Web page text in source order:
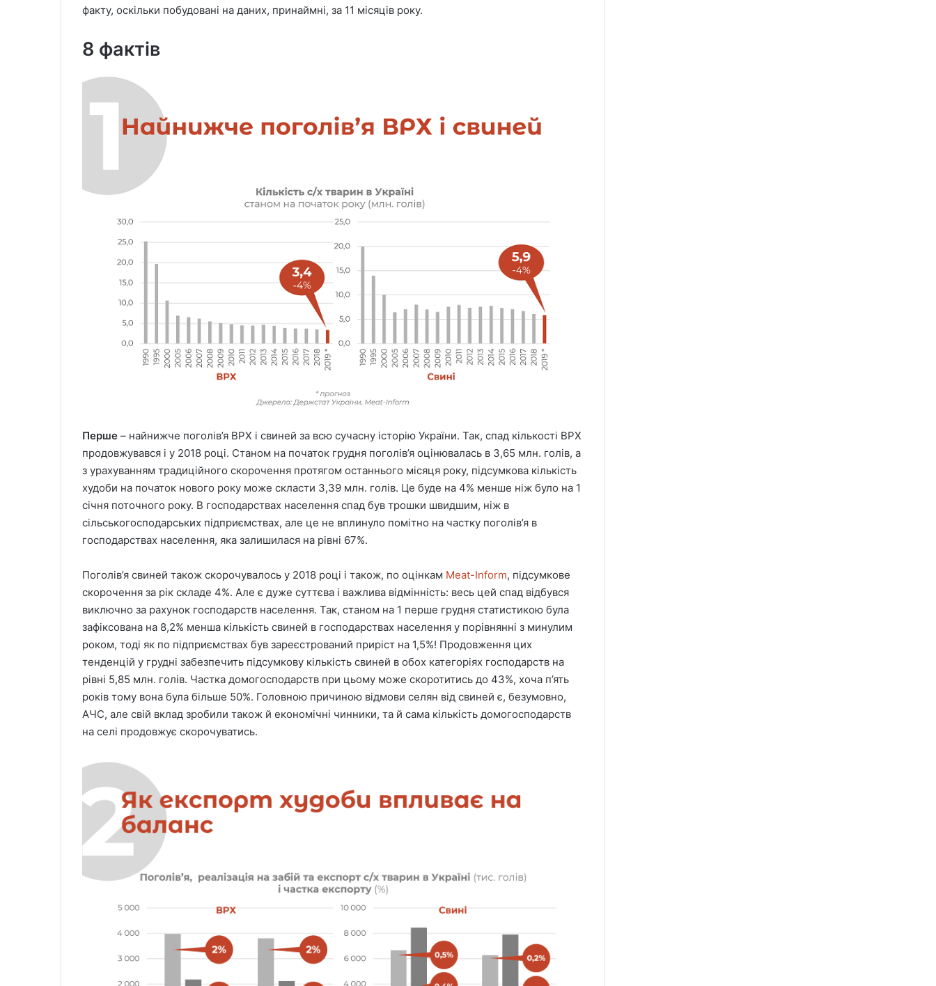
e
факту, оскільки побудовані на даних, принаймні, за 11 місяців року.
8 фактів
Перше – найнижче поголів’я ВРХ і свиней за всю сучасну історію України. Так, спад кількості ВРХ
продовжувався і у 2018 році. Станом на початок грудня поголів’я оцінювалась в 3,65 млн. голів, а
з урахуванням традиційного скорочення протягом останнього місяця року, підсумкова кількість
худоби на початок нового року може скласти 3,39 млн. голів. Це буде на 4% менше ніж було на 1
січня поточного року. В господарствах населення спад був трошки швидшим, ніж в
сільськогосподарських підприємствах, але це не вплинуло помітно на частку поголів’я в
господарствах населення, яка залишилася на рівні 67%.
Поголів’я свиней також скорочувалось у 2018 році і також, по оцінкам Meat-Inform, підсумкове
скорочення за рік складе 4%. Але є дуже суттєва і важлива відмінність: весь цей спад відбувся
виключно за рахунок господарств населення. Так, станом на 1 перше грудня статистикою була
зафіксована на 8,2% менша кількість свиней в господарствах населення у порівнянні з минулим
роком, тоді як по підприємствах був зареєстрований приріст на 1,5%! Продовження цих
тенденцій у грудні забезпечить підсумкову кількість свиней в обох категоріях господарств на
рівні 5,85 млн. голів. Частка домогосподарств при цьому може скоротитись до 43%, хоча п’ять
років тому вона була більше 50%. Головною причиною відмови селян від свиней є, безумовно,
АЧС, але свій вклад зробили також й економічні чинники, та й сама кількість домогосподарств
на селі продовжує скорочуватись.